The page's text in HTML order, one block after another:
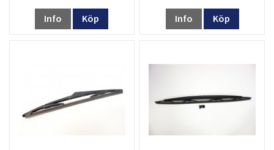
Info Köp Info Köp